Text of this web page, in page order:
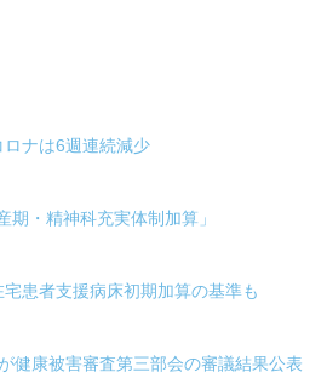
ロナは6週連続減少
・精神科充実体制加算」
患者支援病床初期加算の基準も
健康被害審査第三部会の審議結果公表